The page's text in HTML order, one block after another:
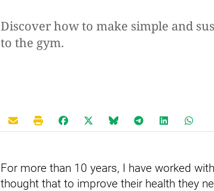
Discover how to make simple and
to the gym.
For more than 10 years, I have worked
thought that to improve their health they